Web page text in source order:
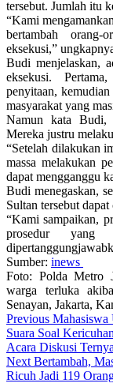
tersebut. Jumlah itu
“Kami
bertambah orang-
eksekusi,”
Budi menjelaskan,
eksekusi.
penyitaan, kemudian
masyarakat yang
Namun kata Budi,
Mereka justru
“Setelah dilakukan
massa melakukan
dapat mengganggu
Budi menegaskan,
Sultan tersebut
“Kami sampaikan,
prosedur yang
Sumber: inews
Foto: Polda Metro
warga terluka
Senayan, Jakarta,
Post
navigation
Previous
Suara Soal
Acara Diskusi
Next Bertambah,
Ricuh Jadi 119